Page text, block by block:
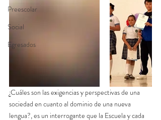
Preescolar
Social
Egresados
¿Cuáles son las exigencias y perspectivas de una
sociedad en cuanto al dominio de una nueva
lengua?, es un interrogante que la Escuela y cada